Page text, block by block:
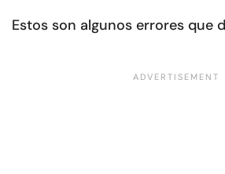
Estos son algunos errores que